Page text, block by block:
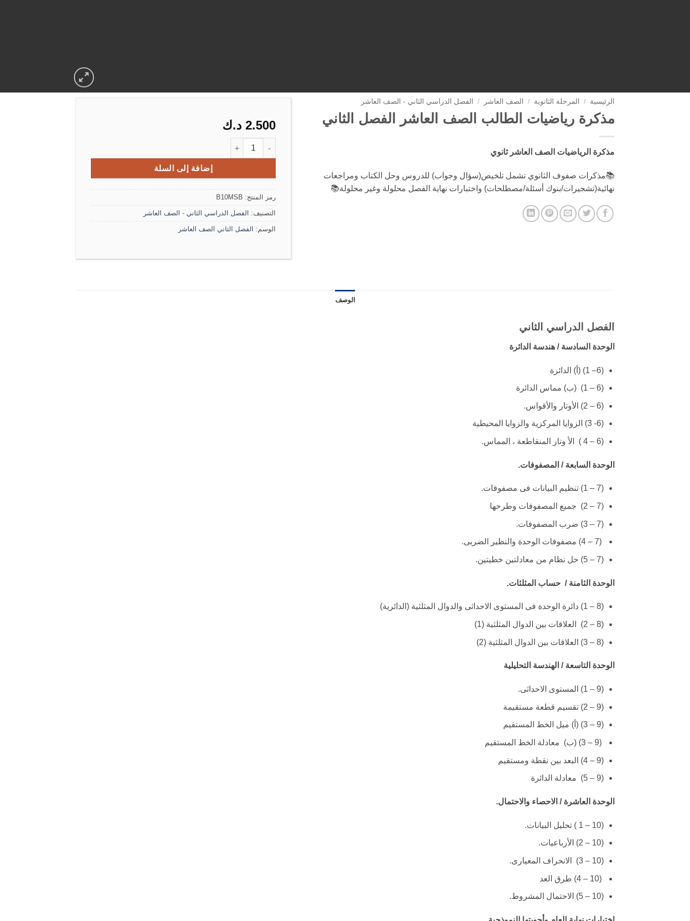
الرئيسية / المرحلة الثانوية / الصف العاشر / الفصل الدراسي الثاني - الصف العاشر
مذكرة رياضيات الطالب الصف العاشر الفصل الثاني
مذكرة الرياضيات الصف العاشر ثانوي
📚مذكرات صفوف الثانوي تشمل تلخيص(سؤال وجواب) للدروس وحل الكتاب ومراجعات
نهائية(تشجيرات/بنوك أسئلة/مصطلحات) واختبارات نهاية الفصل محلولة وغير محلولة📚
2.500 د.ك
إضافة إلى السلة
رمز المنتج: B10MSB
التصنيف: الفصل الدراسي الثاني - الصف العاشر
الوسم: الفصل الثاني الصف العاشر
الوصف
الفصل الدراسي الثاني
الوحدة السادسة / هندسة الدائرة
(6– 1) (أ) الدائرة
(6 – 1) (ب) مماس الدائرة
(6 – 2) الأوتار والأقواس.
(6- 3) الزوايا المركزية والزوايا المحيطية
(6 – 4 ) الأ وتار المنقاطعة ، المماس.
الوحدة السابعة / المصفوفات.
(7 – 1) تنظيم البيانات فى مصفوفات.
(7 – 2) جميع المصفوفات وطرحها
(7 – 3) ضرب المصفوفات.
(7 – 4) مصفوفات الوحدة والنظير الضربى.
(7 – 5) حل نظام من معادلتين خطيتين.
الوحدة الثامنة / حساب المثلثات.
(8 – 1) دائرة الوحدة فى المستوى الاحداثى والدوال المثلثية (الدائرية)
(8 – 2) العلاقات بين الدوال المثلثية (1)
(8 – 3) العلاقات بين الدوال المثلثية (2)
الوحدة التاسعة / الهندسة التحليلية
(9 – 1) المستوى الاحداثى.
(9 – 2) تقسيم قطعة مستقيمة
(9 – 3) (أ) ميل الخط المستقيم
(9 – 3) (ب) معادلة الخط المستقيم
(9 – 4) البعد بين نقطة ومستقيم
(9 – 5) معادلة الدائرة
الوحدة العاشرة / الاحصاء والاحتمال.
(10 – 1 ) تحليل البيانات.
(10 – 2) الأرباعيات.
(10 – 3) الانحراف المعيارى.
(10 – 4) طرق العد
(10 – 5) الاحتمال المشروط.